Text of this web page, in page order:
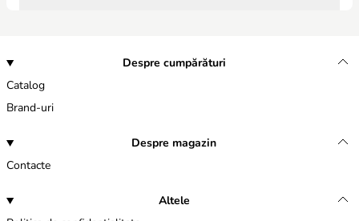
Despre cumpărături
Catalog
Brand-uri
Despre magazin
Contacte
Altele